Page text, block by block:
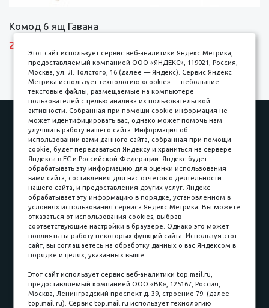
Комод 6 ящ Гавана
27690 р.
Наши работы
Оплата
Доставка и сборка
Гарантии
Карьера в компании
Контакты
Принимаем к оплате
Наличные
пл. Соляная, 6, стр. 16
8 (3822) 60-70-30
Этот сайт использует сервис веб-аналитики Яндекс Метрика,
предоставляемый компанией ООО «ЯНДЕКС», 119021, Россия,
Москва, ул. Л. Толстого, 16 (далее — Яндекс). Сервис Яндекс
Метрика использует технологию «cookie» — небольшие
текстовые файлы, размещаемые на компьютере
пользователей с целью анализа их пользовательской
активности. Собранная при помощи cookie информация не
может идентифицировать вас, однако может помочь нам
улучшить работу нашего сайта. Информация об
использовании вами данного сайта, собранная при помощи
cookie, будет передаваться Яндексу и храниться на сервере
Яндекса в ЕС и Российской Федерации. Яндекс будет
обрабатывать эту информацию для оценки использования
вами сайта, составления для нас отчетов о деятельности
нашего сайта, и предоставления других услуг. Яндекс
обрабатывает эту информацию в порядке, установленном в
условиях использования сервиса Яндекс Метрика. Вы можете
отказаться от использования cookies, выбрав
соответствующие настройки в браузере. Однако это может
повлиять на работу некоторых функций сайта. Используя этот
сайт, вы соглашаетесь на обработку данных о вас Яндексом в
порядке и целях, указанных выше.
Этот сайт использует сервис веб-аналитики top.mail.ru,
предоставляемый компанией ООО «ВК», 125167, Россия,
Москва, Ленинградский проспект д. 39, строение 79. (далее —
top.mail.ru). Сервис top.mail.ru использует технологию